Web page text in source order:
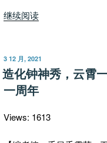
继续阅读“纪
先
生：
年
发
布
于
3 12 月, 2021
造化钟神秀，云霄
一周年
Views: 1613